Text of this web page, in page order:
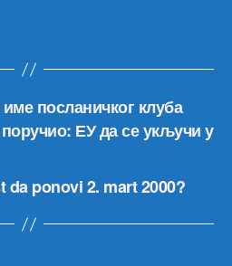
посланичког клуба
ЕУ да се укључи у
da ponovi 2. mart 2000?